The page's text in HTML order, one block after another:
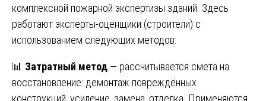
комплексной пожарной экспертизы зданий. Здесь
работают эксперты-оценщики (строители) с
использованием следующих методов:
📊 Затратный метод — рассчитывается смета на
восстановление: демонтаж повреждённых
конструкций, усиление, замена, отделка. Применяются